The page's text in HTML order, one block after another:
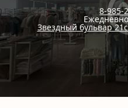
8-985-
Звездный бульвар